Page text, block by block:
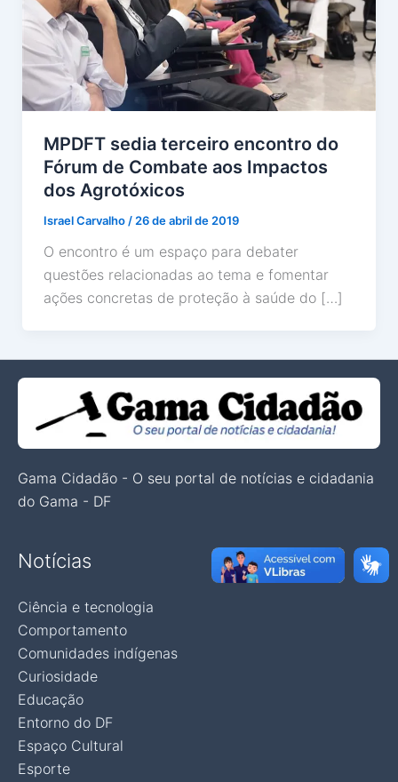
MPDFT sedia terceiro encontro do
Fórum de Combate aos Impactos
dos Agrotóxicos
Israel Carvalho / 26 de abril de 2019
O encontro é um espaço para debater
questões relacionadas ao tema e fomentar
ações concretas de proteção à saúde do […]
Gama Cidadão - O seu portal de notícias e cidadania
do Gama - DF
Notícias
Ciência e tecnologia
Comportamento
Comunidades indígenas
Curiosidade
Educação
Entorno do DF
Espaço Cultural
Esporte